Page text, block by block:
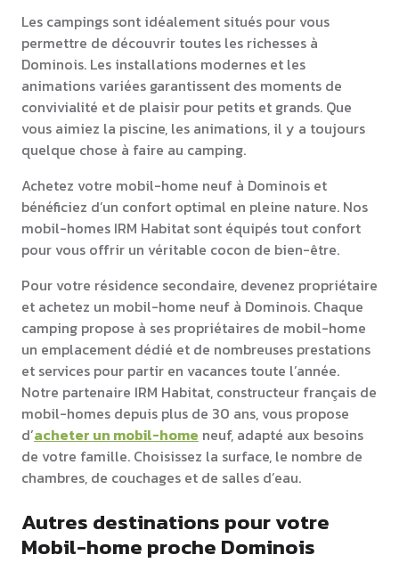
Les campings sont idéalement situés pour vous
permettre de découvrir toutes les richesses à
Dominois. Les installations modernes et les
animations variées garantissent des moments de
convivialité et de plaisir pour petits et grands. Que
vous aimiez la piscine, les animations, il y a toujours
quelque chose à faire au camping.
Achetez votre mobil-home neuf à Dominois et
bénéficiez d’un confort optimal en pleine nature. Nos
mobil-homes IRM Habitat sont équipés tout confort
pour vous offrir un véritable cocon de bien-être.
Pour votre résidence secondaire, devenez propriétaire
et achetez un mobil-home neuf à Dominois. Chaque
camping propose à ses propriétaires de mobil-home
un emplacement dédié et de nombreuses prestations
et services pour partir en vacances toute l’année.
Notre partenaire IRM Habitat, constructeur français de
mobil-homes depuis plus de 30 ans, vous propose
d’acheter un mobil-home neuf, adapté aux besoins
de votre famille. Choisissez la surface, le nombre de
chambres, de couchages et de salles d’eau.
Autres destinations pour votre
Mobil-home proche Dominois